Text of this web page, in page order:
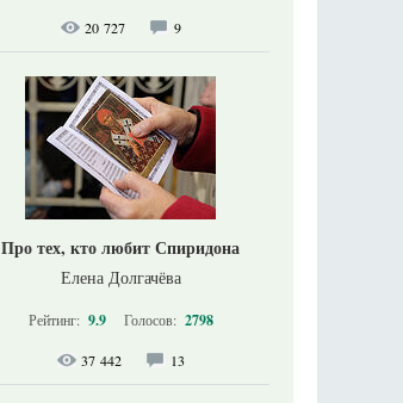
20 727 9
Про тех, кто любит Спиридона
Елена Долгачёва
Рейтинг: 9.9 Голосов: 2798
37 442 13